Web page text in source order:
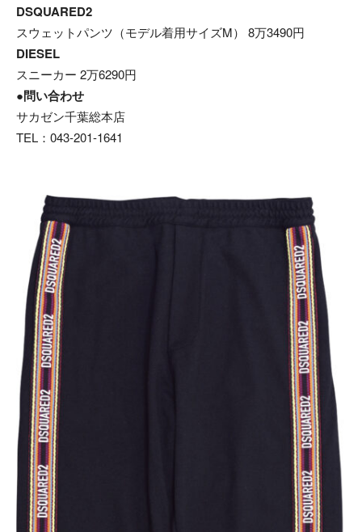
DSQUARED2
スウェットパンツ（モデル着用サイズM） 8万3490円
DIESEL
スニーカー 2万6290円
●問い合わせ
サカゼン千葉総本店
TEL：043-201-1641